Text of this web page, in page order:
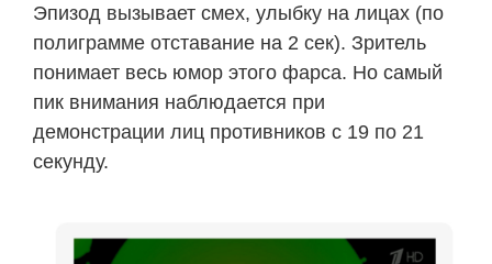
Эпизод вызывает смех, улыбку на лицах (по
полиграмме отставание на 2 сек). Зритель
понимает весь юмор этого фарса. Но самый
пик внимания наблюдается при
демонстрации лиц противников с 19 по 21
секунду.